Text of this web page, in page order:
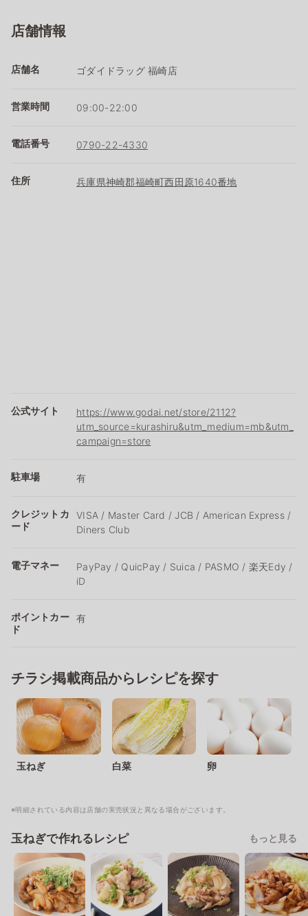
店舗情報
店舗名 ゴダイドラッグ 福崎店
営業時間 09:00-22:00
電話番号 0790-22-4330
住所 兵庫県神崎郡福崎町西田原1640番地
公式サイト
https://www.godai.net/store/2112?
utm_source=kurashiru&utm_medium=mb&utm_
campaign=store
駐車場 有
クレジットカ
ード
VISA / Master Card / JCB / American Express /
Diners Club
電子マネー
PayPay / QuicPay / Suica / PASMO / 楽天Edy /
iD
ポイントカー
ド
有
チラシ掲載商品からレシピを探す
玉ねぎ 白菜 卵
※明細されている内容は店舗の実売状況と異なる場合がございます。
玉ねぎで作れるレシピ もっと見る